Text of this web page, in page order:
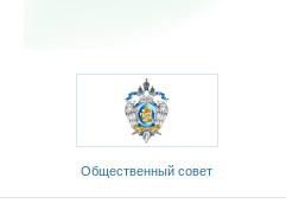
Общественный совет
Министерства образования и